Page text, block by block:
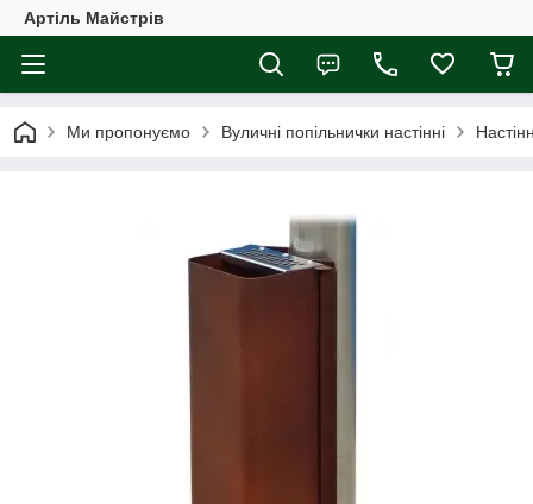
Артіль Майстрів
Ми пропонуємо Вуличні попільнички настінні